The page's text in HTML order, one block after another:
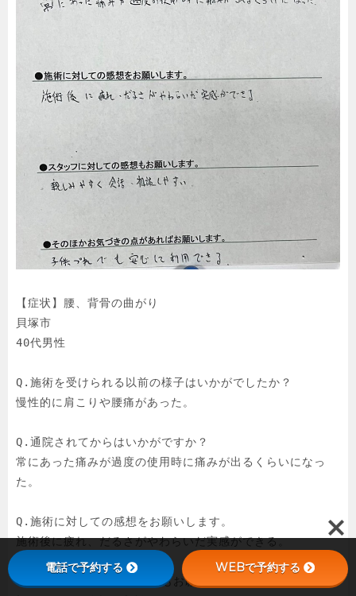
【症状】腰、背骨の曲がり
貝塚市
40代男性
Q.施術を受けられる以前の様子はいかがでしたか？
慢性的に肩こりや腰痛があった。
Q.通院されてからはいかがですか？
常にあった痛みが過度の使用時に痛みが出るくらいになっ
た。
Q.施術に対しての感想をお願いします。
施術後に疲れ、だるさがやわらいだ実感ができる。
Q.スタッフに対しての感想もお願いします。
電話で予約する WEBで予約する